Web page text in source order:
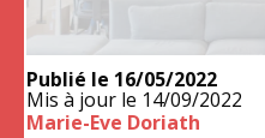
Publié le 16/05/2022
Mis à jour le 14/09/2022
Marie-Eve Doriath